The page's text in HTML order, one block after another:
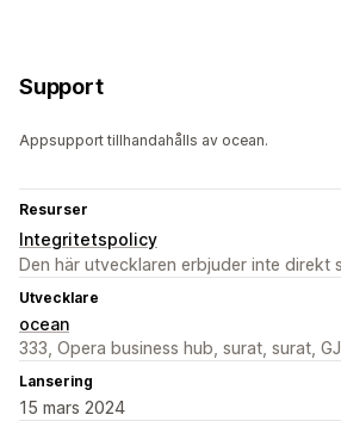
Support
Appsupport tillhandahålls av ocean.
Resurser
Integritetspolicy
Den här utvecklaren erbjuder inte direkt
Utvecklare
ocean
333, Opera business hub, surat, surat,
Lansering
15 mars 2024